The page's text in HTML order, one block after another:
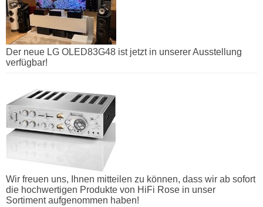
Der neue LG OLED83G48 ist jetzt in unserer Ausstellung
verfügbar!
Wir freuen uns, Ihnen mitteilen zu können, dass wir ab sofort
die hochwertigen Produkte von HiFi Rose in unser
Sortiment aufgenommen haben!